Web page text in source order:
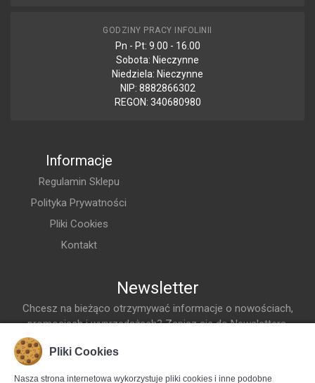
Dokładamy wszelkich starań aby nasze opisy produktów w sklepie były
jak najbardziej wyczerpujące i zawierały maksimum potrzebnych
GODZINY PRACY INFOLINII
Pn - Pt: 9.00 - 16.00
Sobota: Nieczynne
Niedziela: Nieczynne
NIP: 8882866302
REGON: 340680980
Informacje
Regulamin Sklepu
Polityka Prywatności
Pliki Cookies
Kontakt
Newsletter
Chcesz na bieżąco otrzymywać informacje o nowościach,
promocjach i wyprzedażach? Zapisz się do Newslettera.
Adres EmailPliki Cookies
Nasza strona internetowa wykorzystuje pliki cookies i inne podobne